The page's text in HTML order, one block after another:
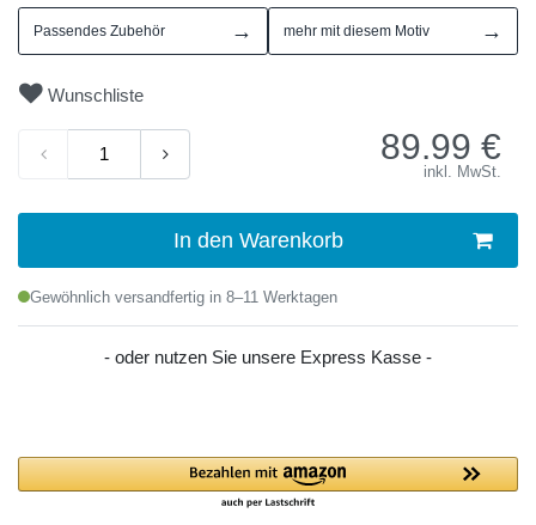
Passendes Zubehör → mehr mit diesem Motiv →
Wunschliste
89.99 €
inkl. MwSt.
In den Warenkorb
Gewöhnlich versandfertig in 8–11 Werktagen
- oder nutzen Sie unsere Express Kasse -